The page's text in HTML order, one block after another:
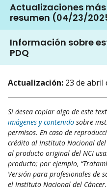
Actualizaciones
resumen (04/23/
Información sobre
PDQ
Actualización: 23 de abril
Si desea copiar algo de este
imágenes y contenido sobre
permisos. En caso de
crédito al Instituto Nacional del
al producto original del NCI
producto; por ejemplo,
Versión para profesionales de
el Instituto Nacional del